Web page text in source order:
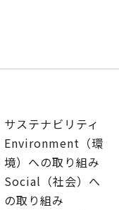
サステナビリティ
Environment（環
境）への取り組み
Social（社会）へ
の取り組み